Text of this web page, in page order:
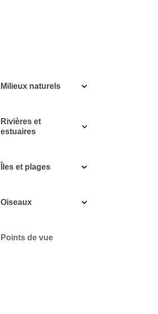
Milieux naturels
Rivières et
estuaires
Îles et plages
Oiseaux
Points de vue